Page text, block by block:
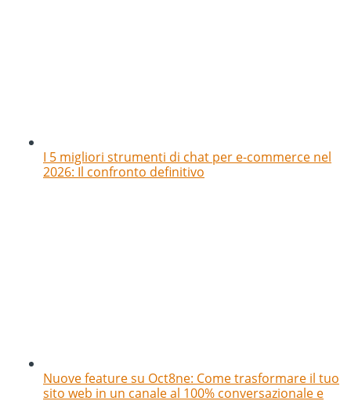
I 5 migliori strumenti di chat per e-commerce nel
2026: Il confronto definitivo
Nuove feature su Oct8ne: Come trasformare il tuo
sito web in un canale al 100% conversazionale e